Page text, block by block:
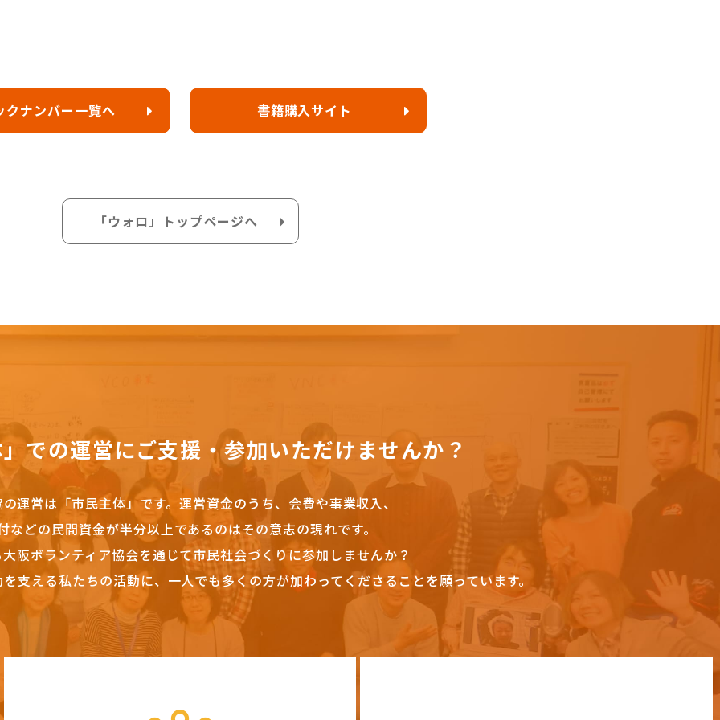
クナンバー一覧へ 書籍購入サイト
「ウォロ」トップページへ
での運営にご支援・参加いただけませんか？
運営は「市民主体」です。 運営資金のうち、会費や事業収入、
などの民間資金が半分以上であるのはその意志の現れです。
阪ボランティア協会を通じて市民社会づくりに参加しませんか？
支える私たちの活動に、一人でも多くの方が加わってくださることを願っています。